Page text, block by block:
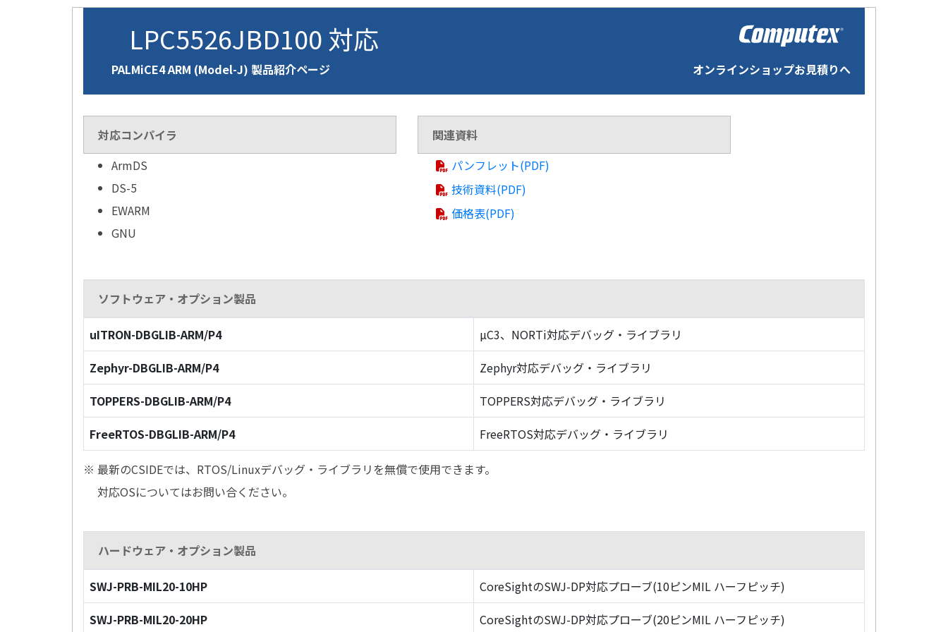
LPC5526JBD100 対応
PALMiCE4 ARM (Model-J) 製品紹介ページ オンラインショップお見積りへ
対応コンパイラ
ArmDS
DS-5
EWARM
GNU
関連資料
パンフレット(PDF)
技術資料(PDF)
価格表(PDF)
ソフトウェア・オプション製品
uITRON-DBGLIB-ARM/P4
µC3、NORTi対応デバッグ・ライブラリ
Zephyr-DBGLIB-ARM/P4
Zephyr対応デバッグ・ライブラリ
TOPPERS-DBGLIB-ARM/P4
TOPPERS対応デバッグ・ライブラリ
FreeRTOS-DBGLIB-ARM/P4
FreeRTOS対応デバッグ・ライブラリ
※ 最新のCSIDEでは、RTOS/Linuxデバッグ・ライブラリを無償で使用できます。
対応OSについてはお問い合ください。
ハードウェア・オプション製品
SWJ-PRB-MIL20-10HP
CoreSightのSWJ-DP対応プローブ(10ピンMIL ハーフピッチ)
SWJ-PRB-MIL20-20HP
CoreSightのSWJ-DP対応プローブ(20ピンMIL ハーフピッチ)